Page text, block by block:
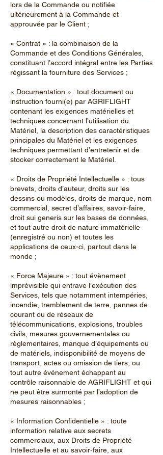
lors de la Commande ou notifiée
ultérieurement à la Commande et
approuvée par le Client ;
« Contrat » : la combinaison de la
Commande et des Conditions Générales,
constituant l’accord intégral entre les Parties
régissant la fourniture des Services ;
« Documentation » : tout document ou
instruction fourni(e) par AGRIFLIGHT
contenant les exigences matérielles et
techniques concernant l’utilisation du
Matériel, la description des caractéristiques
principales du Matériel et les exigences
techniques permettant d’entretenir et de
stocker correctement le Matériel.
« Droits de Propriété Intellectuelle » : tous
brevets, droits d’auteur, droits sur les
dessins ou modèles, droits de marque, nom
commercial, secret d’affaires, savoir-faire,
droit sui generis sur les bases de données,
et tout autre droit de nature immatérielle
(enregistré ou non) et toutes les
applications de ceux-ci, partout dans le
monde ;
« Force Majeure » : tout évènement
imprévisible qui entrave l’exécution des
Services, tels que notamment intempéries,
incendie, tremblement de terre, pannes de
courant ou de réseaux de
télécommunications, explosions, troubles
civils, mesures gouvernementales ou
règlementaires, manque d’équipements ou
de matériels, indisponibilité de moyens de
transport, actes ou omission de tiers, ou
tout autre événement échappant au
contrôle raisonnable de AGRIFLIGHT et qui
ne peut être surmonté par l’adoption de
mesures raisonnables ;
« Information Confidentielle » : toute
information relative aux secrets
commerciaux, aux Droits de Propriété
Intellectuelle et au savoir-faire, aux